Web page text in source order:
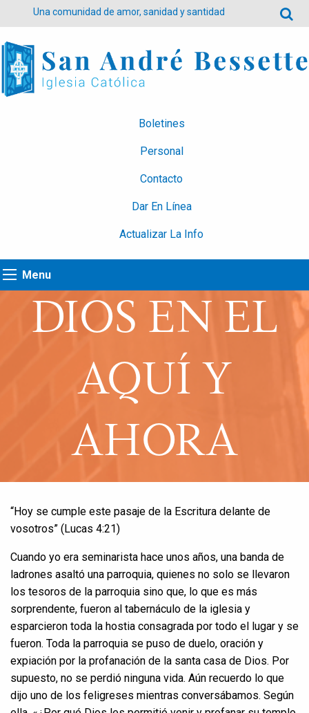
Una comunidad de amor, sanidad y santidad
Boletines
Personal
Contacto
Dar En Línea
Actualizar La Info
Menu
DIOS EN EL
AQUÍ Y
AHORA
“Hoy se cumple este pasaje de la Escritura delante de
vosotros” (Lucas 4:21)
Cuando yo era seminarista hace unos años, una banda de
ladrones asaltó una parroquia, quienes no solo se llevaron
los tesoros de la parroquia sino que, lo que es más
sorprendente, fueron al tabernáculo de la iglesia y
esparcieron toda la hostia consagrada por todo el lugar y se
fueron. Toda la parroquia se puso de duelo, oración y
expiación por la profanación de la santa casa de Dios. Por
supuesto, no se perdió ninguna vida. Aún recuerdo lo que
dijo uno de los feligreses mientras conversábamos. Según